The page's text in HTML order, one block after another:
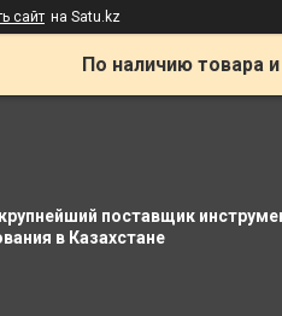
сайт на Satu.kz
По наличию товара
поставщик
в Казахстане